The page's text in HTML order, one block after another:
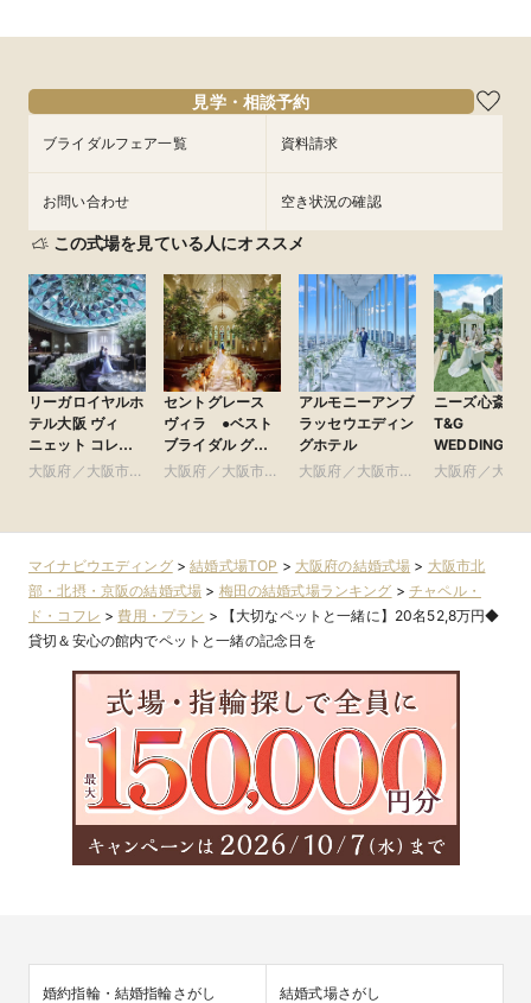
見学・相談予約
ブライダルフェア一覧 資料請求
お問い合わせ 空き状況の確認
この式場を見ている人にオススメ
リーガロイヤルホ
テル大阪 ヴィ
ニェット コレク
ション
大阪府／大阪市北
セントグレース
ヴィラ ●ベスト
ブライダル グ
ループ
大阪府／大阪市南
アルモニーアンブ
ラッセウエディン
グホテル
大阪府／大阪市北
ニーズ心斎橋
T&G
WEDDING(旧
ルモニーアン
大阪府／大阪
マイナビウエディング>結婚式場TOP > 大阪府の結婚式場 > 大阪市北
部・北摂・京阪の結婚式場 > 梅田の結婚式場ランキング >チャペル・
ド・コフレ > 費用・プラン >
【大切なペットと一緒に】20名52,8万円◆
貸切＆安心の館内でペットと一緒の記念日を
婚約指輪・結婚指輪さがし 結婚式場さがし